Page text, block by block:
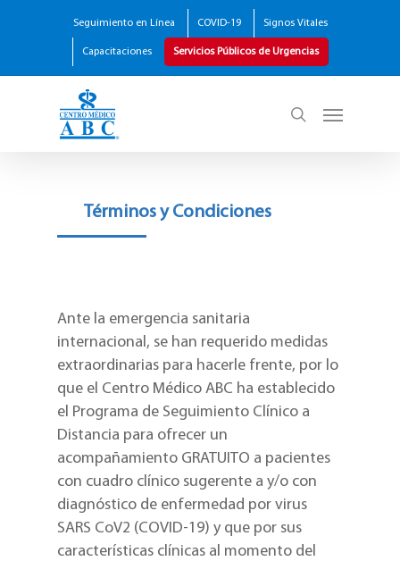
Seguimiento en Línea COVID-19 Signos Vitales
Capacitaciones Servicios Públicos de Urgencias
Términos y Condiciones
Ante la emergencia sanitaria
internacional, se han requerido medidas
extraordinarias para hacerle frente, por lo
que el Centro Médico ABC ha establecido
el Programa de Seguimiento Clínico a
Distancia para ofrecer un
acompañamiento GRATUITO a pacientes
con cuadro clínico sugerente a y/o con
diagnóstico de enfermedad por virus
SARS CoV2 (COVID-19) y que por sus
características clínicas al momento del